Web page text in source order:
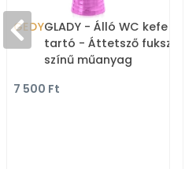
GEDYGLADY - Álló WC kefe
tartó - Áttetsző fukszia
színű műanyag
7 500 Ft